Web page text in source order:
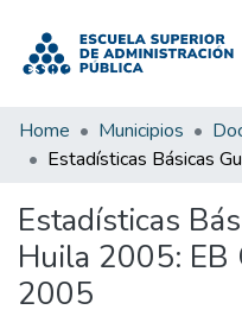
Home Municipios
Estadísticas
Huila 2005: EB
2005